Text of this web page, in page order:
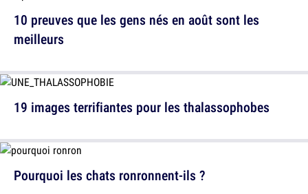
10 preuves que les gens nés en août sont les
meilleurs
Pourquoi les chats ronronnent-ils ?
19 images terrifiantes pour les thalassophobes